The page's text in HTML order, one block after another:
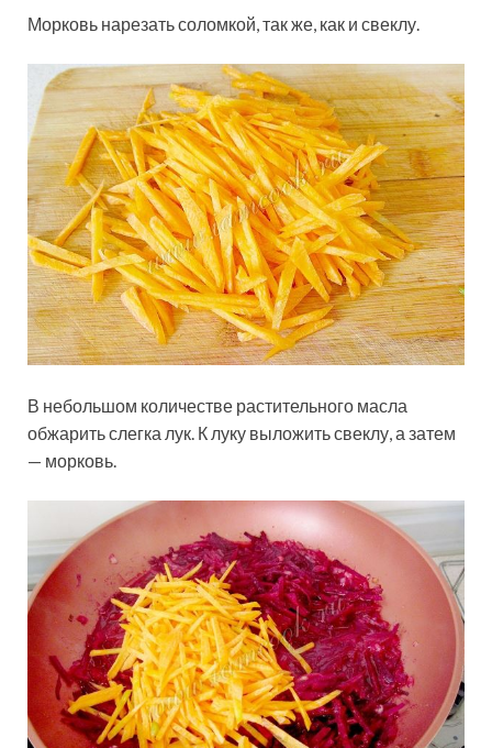
Морковь нарезать соломкой, так же, как и свеклу.
В небольшом количестве растительного масла
обжарить слегка лук. К луку выложить свеклу, а затем
— морковь.